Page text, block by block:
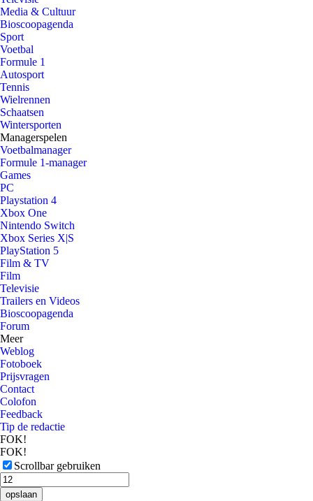
Media & Cultuur
Bioscoopagenda
Sport
Voetbal
Formule 1
Autosport
Tennis
Wielrennen
Schaatsen
Wintersporten
Managerspelen
Voetbalmanager
Formule 1-manager
Games
PC
Playstation 4
Xbox One
Nintendo Switch
Xbox Series X|S
PlayStation 5
Film & TV
Film
Televisie
Trailers en Videos
Bioscoopagenda
Forum
Meer
Weblog
Fotoboek
Prijsvragen
Contact
Colofon
Feedback
Tip de redactie
FOK!
FOK!
Scrollbar gebruiken
opslaan